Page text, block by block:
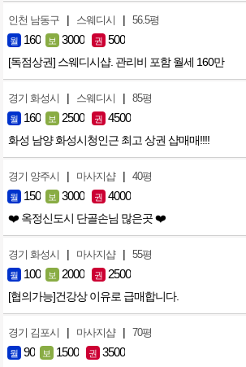
인천 남동구 | 스웨디시 | 56.5평
월 160 보 3000 권 500
[독점상권] 스웨디시샵. 관리비 포함 월세 160만
경기 화성시 | 스웨디시 | 85평
월 160 보 2500 권 4500
화성 남양 화성시청인근 최고 상권 샵매매!!!!
경기 양주시 | 마사지샵 | 40평
월 150 보 3000 권 4000
❤️ 옥정신도시 단골손님 많은곳 ❤️
경기 화성시 | 마사지샵 | 55평
월 100 보 2000 권 2500
[협의가능]건강상 이유로 급매합니다.
경기 김포시 | 마사지샵 | 70평
월 90 보 1500 권 3500